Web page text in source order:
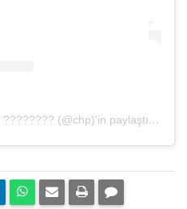
Cumhuriyet Halk Partisi-CHP ???????? (@chp)'in paylaştığı bir gönderi